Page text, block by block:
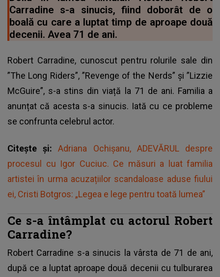
Carradine s-a sinucis, fiind doborât de o
boală cu care a luptat timp de aproape două
decenii. Avea 71 de ani.
Robert Carradine, cunoscut pentru rolurile sale din
”The Long Riders”, ”Revenge of the Nerds” și ”Lizzie
McGuire”, s-a stins din viață la 71 de ani. Familia a
anunțat că acesta s-a sinucis. Iată cu ce probleme
se confrunta celebrul actor.
Citește și:Adriana Ochișanu, ADEVĂRUL despre
procesul cu Igor Cuciuc. Ce măsuri a luat familia
artistei în urma acuzațiilor scandaloase aduse fiului
ei, Cristi Botgros: „Legea e lege pentru toată lumea”
Ce s-a întâmplat cu actorul Robert
Carradine?
Robert Carradine s-a sinucis la vârsta de 71 de ani,
după ce a luptat aproape două decenii cu tulburarea